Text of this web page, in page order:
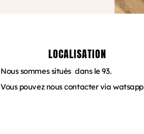
LOCALISATION
Nous sommes situés dans le 93.
Vous pouvez nous contacter via watsapp